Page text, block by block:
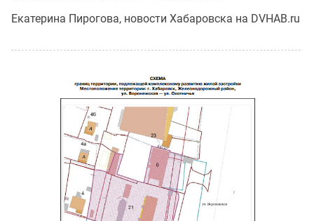
Екатерина Пирогова, новости Хабаровска на DVHAB.ru